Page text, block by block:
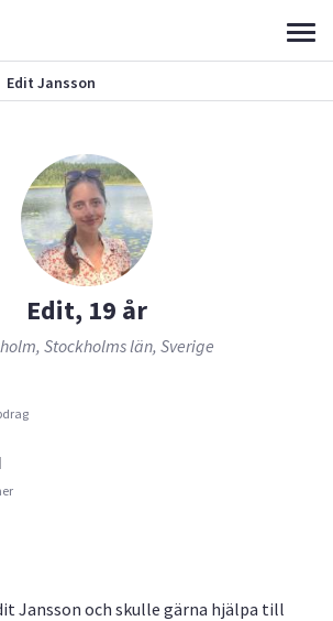
Edit Jansson
Edit, 19 år
Stockholms län, Sverige
Jansson och skulle gärna hjälpa till